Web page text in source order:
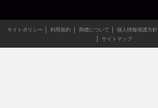
サイトポリシー 利用規約 商標について 個人情報保護方針
サイトマップ